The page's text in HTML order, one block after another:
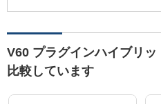
V60 プラグインハイブリ
比較しています